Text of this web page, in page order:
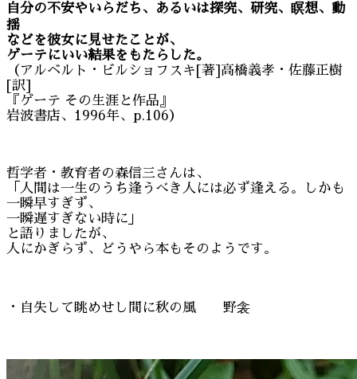
自分の不安やいらだち、あるいは探究、研究、瞑想、動
揺
などを彼女に見せたことが、
ゲーテにいい結果をもたらした。
（アルベルト・ビルショフスキ[著]高橋義孝・佐藤正樹
[訳]
『ゲーテ その生涯と作品』
岩波書店、1996年、p.106）
哲学者・教育者の森信三さんは、
「人間は一生のうち逢うべき人には必ず逢える。しかも
一瞬早すぎず、
一瞬遅すぎない時に」
と語りましたが、
人にかぎらず、どうやら本もそのようです。
・自失して眺めせし間に秋の風 野衾